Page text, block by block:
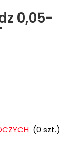
0,05-
(0 szt.)